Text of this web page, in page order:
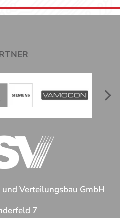
Verteilungsbau GmbH
7